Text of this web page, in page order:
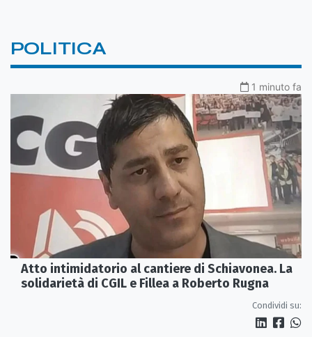
POLITICA
1 minuto fa
Atto intimidatorio al cantiere di Schiavonea. La
solidarietà di CGIL e Fillea a Roberto Rugna
Condividi su: